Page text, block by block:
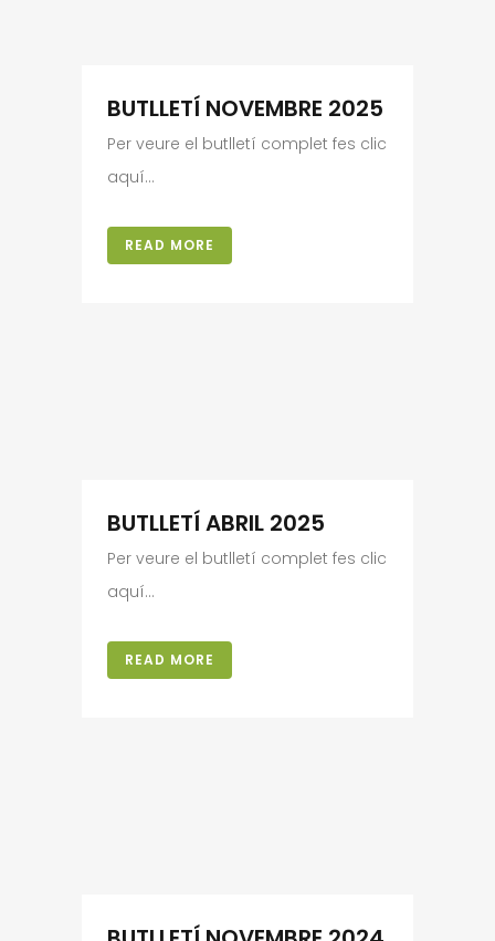
BUTLLETÍ NOVEMBRE 2025
Per veure el butlletí complet fes clic
aquí...
READ MORE
BUTLLETÍ ABRIL 2025
Per veure el butlletí complet fes clic
aquí...
READ MORE